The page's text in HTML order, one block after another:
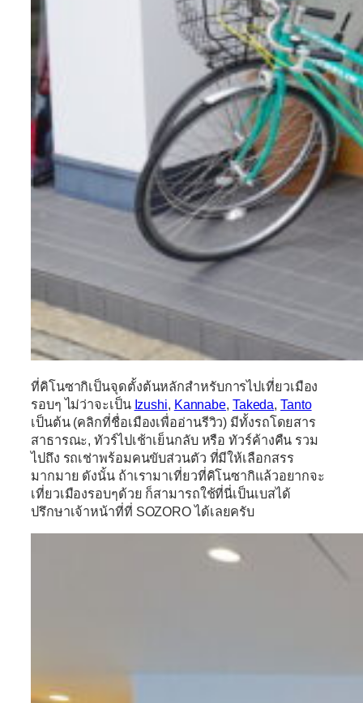
ที่คิโนซากิเป็นจุดตั้งต้นหลักสำหรับการไปเที่ยวเมือง
รอบๆ ไม่ว่าจะเป็น Izushi, Kannabe, Takeda,Tanto
เป็นต้น (คลิกที่ชื่อเมืองเพื่ออ่านรีวิว) มีทั้งรถโดยสาร
สาธารณะ, ทัวร์ไปเช้าเย็นกลับ หรือ ทัวร์ค้างคืน รวม
ไปถึง รถเช่าพร้อมคนขับส่วนตัว ที่มีให้เลือกสรร
มากมาย ดังนั้น ถ้าเรามาเที่ยวที่คิโนซากิแล้วอยากจะ
เที่ยวเมืองรอบๆด้วย ก็สามารถใช้ที่นี่เป็นเบสได้
ปรึกษาเจ้าหน้าที่ที่ SOZOROได้เลยครับ